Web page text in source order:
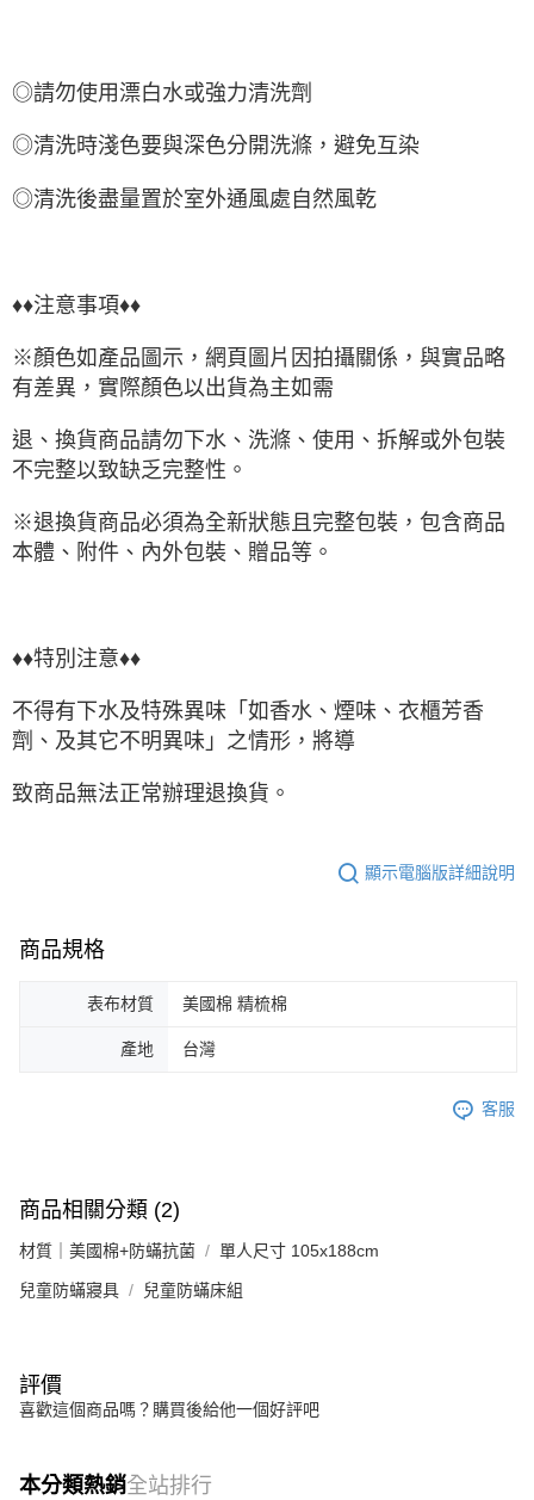
◎請勿使用漂白水或強力清洗劑
◎清洗時淺色要與深色分開洗滌，避免互染
◎清洗後盡量置於室外通風處自然風乾
♦♦注意事項♦♦
※顏色如產品圖示，網頁圖片因拍攝關係，與實品略
有差異，實際顏色以出貨為主如需
退、換貨商品請勿下水、洗滌、使用、拆解或外包裝
不完整以致缺乏完整性。
※退換貨商品必須為全新狀態且完整包裝，包含商品
本體、附件、內外包裝、贈品等。
♦♦特別注意♦♦
不得有下水及特殊異味「如香水、煙味、衣櫃芳香
劑、及其它不明異味」之情形，將導
致商品無法正常辦理退換貨。
顯示電腦版詳細說明
商品規格
表布材質 美國棉 精梳棉
產地 台灣
客服
商品相關分類 (2)
材質｜美國棉+防蟎抗菌 單人尺寸 105x188cm
兒童防蟎寢具 兒童防蟎床組
評價
喜歡這個商品嗎？購買後給他一個好評吧
本分類熱銷全站排行